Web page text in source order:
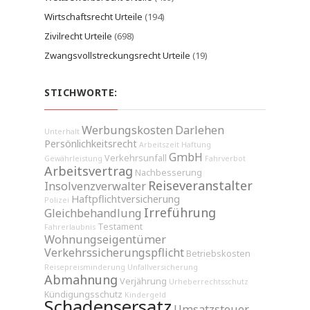
Wirtschaftsrecht Urteile (194)
Zivilrecht Urteile (698)
Zwangsvollstreckungsrecht Urteile (19)
STICHWORTE:
Unterhalt Werbungskosten Darlehen
Persönlichkeitsrecht Arbeitszeit Haftung
Gewährleistung Verkehrsunfall GmbH Fahrverbot
Arbeitsvertrag Nachbesserung
Insolvenzverwalter Reiseveranstalter
Polizei Haftpflichtversicherung
Gleichbehandlung Irreführung
Fahrerlaubnis Testament
Wohnungseigentümer
Verkehrssicherungspflicht Betriebskosten
Reisepreisminderung Unfallversicherung
Abmahnung Verjährung Urheberrechtsschutz
Kündigungsschutz Kindergeld